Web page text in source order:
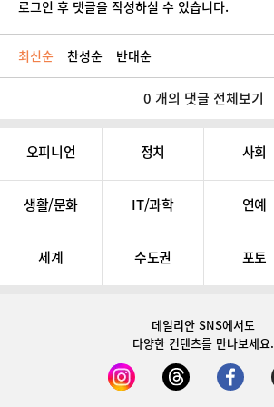
로그인 후 댓글을 작성하실 수 있습니다.
최신순 찬성순 반대순
0 개의 댓글 전체보기
오피니언 정치 사회
생활/문화 IT/과학 연예
세계 수도권 포토
데일리안 SNS에서도
다양한 컨텐츠를 만나보세요.